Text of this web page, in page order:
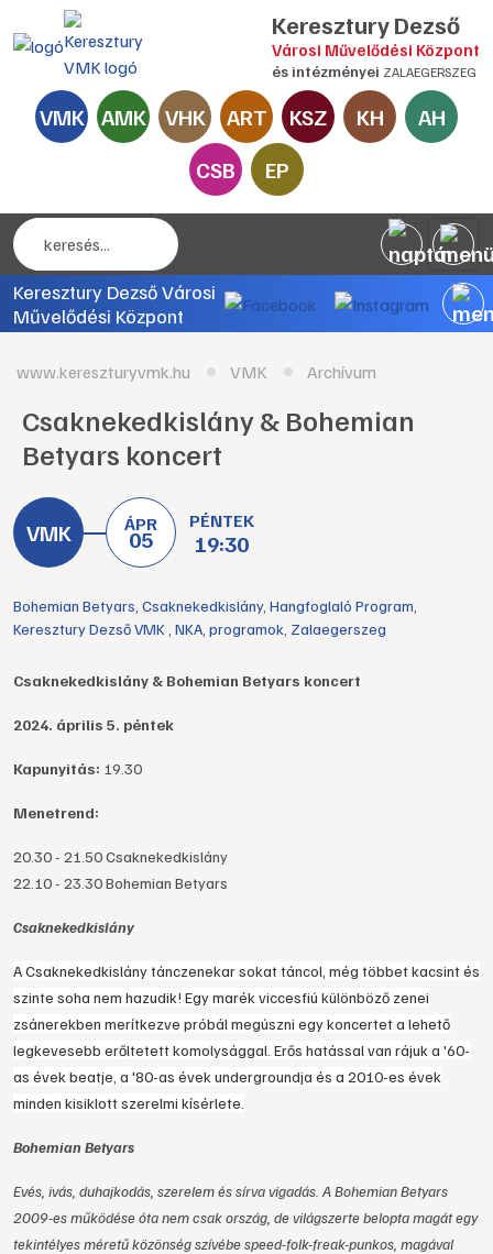
Keresztury Dezső
Városi Művelődési Központ
és intézményei ZALAEGERSZEG
VMK AMK VHK ART KSZ KH
AH
CSB
EP
Keresztury Dezső Városi
Művelődési Központ
www.kereszturyvmk.hu VMK Archívum
Csaknekedkislány & Bohemian
Betyars koncert
ÁPR
05
PÉNTEK
19:30
Bohemian Betyars Csaknekedkislány, Hangfoglaló Program
Keresztury Dezső VMK NKA programok Zalaegerszeg
Csaknekedkislány & Bohemian Betyars koncert
2024. április 5. péntek
Kapunyitás: 19.30
Menetrend:
20.30 - 21.50 Csaknekedkislány
22.10 - 23.30 Bohemian Betyars
Csaknekedkislány
A Csaknekedkislány tánczenekar sokat táncol, még többet kacsint és
szinte soha nem hazudik! Egy marék viccesfiú különböző zenei
zsánerekben merítkezve próbál megúszni egy koncertet a lehető
legkevesebb erőltetett komolysággal. Erős hatással van rájuk a '60-
as évek beatje, a '80-as évek undergroundja és a 2010-es évek
minden kisiklott szerelmi kísérlete.
Bohemian Betyars
Evés, ivás, duhajkodás, szerelem és sírva vigadás. A Bohemian Betyars
2009-es működése óta nem csak ország, de világszerte belopta magát egy
tekintélyes méretű közönség szívébe speed-folk-freak-punkos, magával